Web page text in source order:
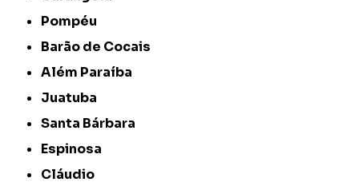
Pompéu
Barão de Cocais
Além Paraíba
Juatuba
Santa Bárbara
Espinosa
Cláudio